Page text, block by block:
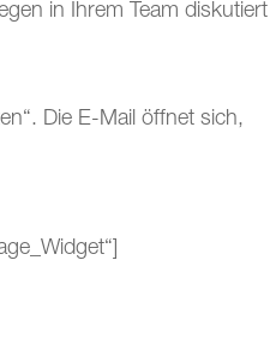
in Ihrem Team diskutiert
Die E-Mail öffnet sich,